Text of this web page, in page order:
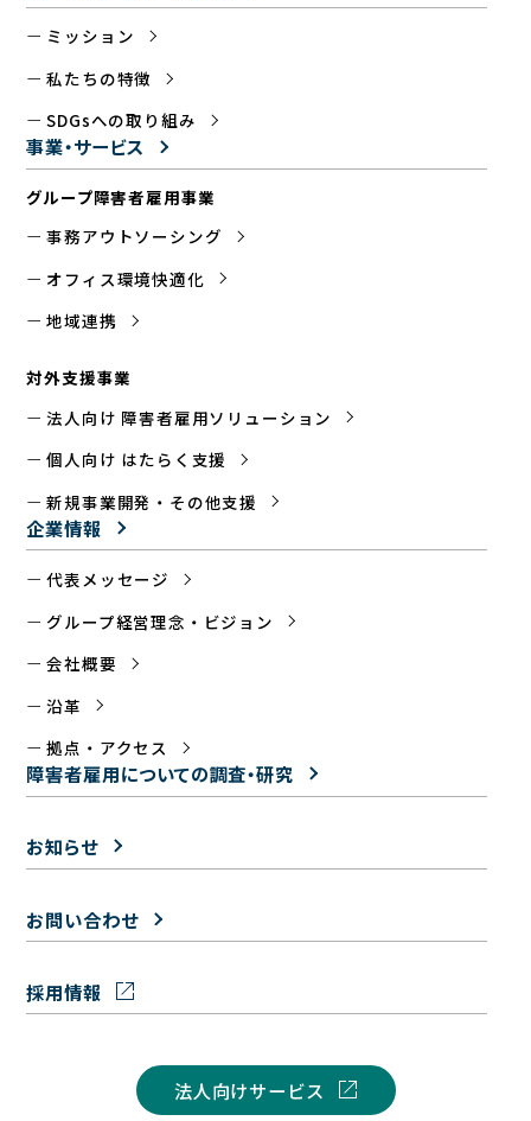
ミッション
私たちの特徴
SDGsへの取り組み
事業・サービス
グループ障害者雇用事業
事務アウトソーシング
オフィス環境快適化
地域連携
対外支援事業
法人向け 障害者雇用ソリューション
個人向け はたらく支援
新規事業開発・その他支援
企業情報
代表メッセージ
グループ経営理念・ビジョン
会社概要
沿革
拠点・アクセス
障害者雇用についての調査・研究
お知らせ
お問い合わせ
採用情報
法人向けサービス